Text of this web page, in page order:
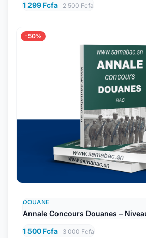
1 299 Fcfa 2 500 Fcfa
-50%
DOUANE
Annale Concours Douanes –
1 500 Fcfa 3 000 Fcfa